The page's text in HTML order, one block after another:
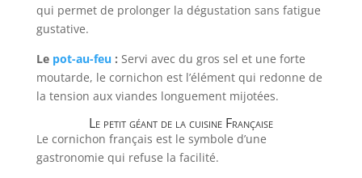
qui permet de prolonger la dégustation sans fatigue
gustative.
Le pot-au-feu : Servi avec du gros sel et une forte
moutarde, le cornichon est l’élément qui redonne de
la tension aux viandes longuement mijotées.
Le petit géant de la cuisine Française
Le cornichon français est le symbole d’une
gastronomie qui refuse la facilité.